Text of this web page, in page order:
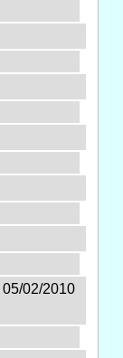
05/02/2010